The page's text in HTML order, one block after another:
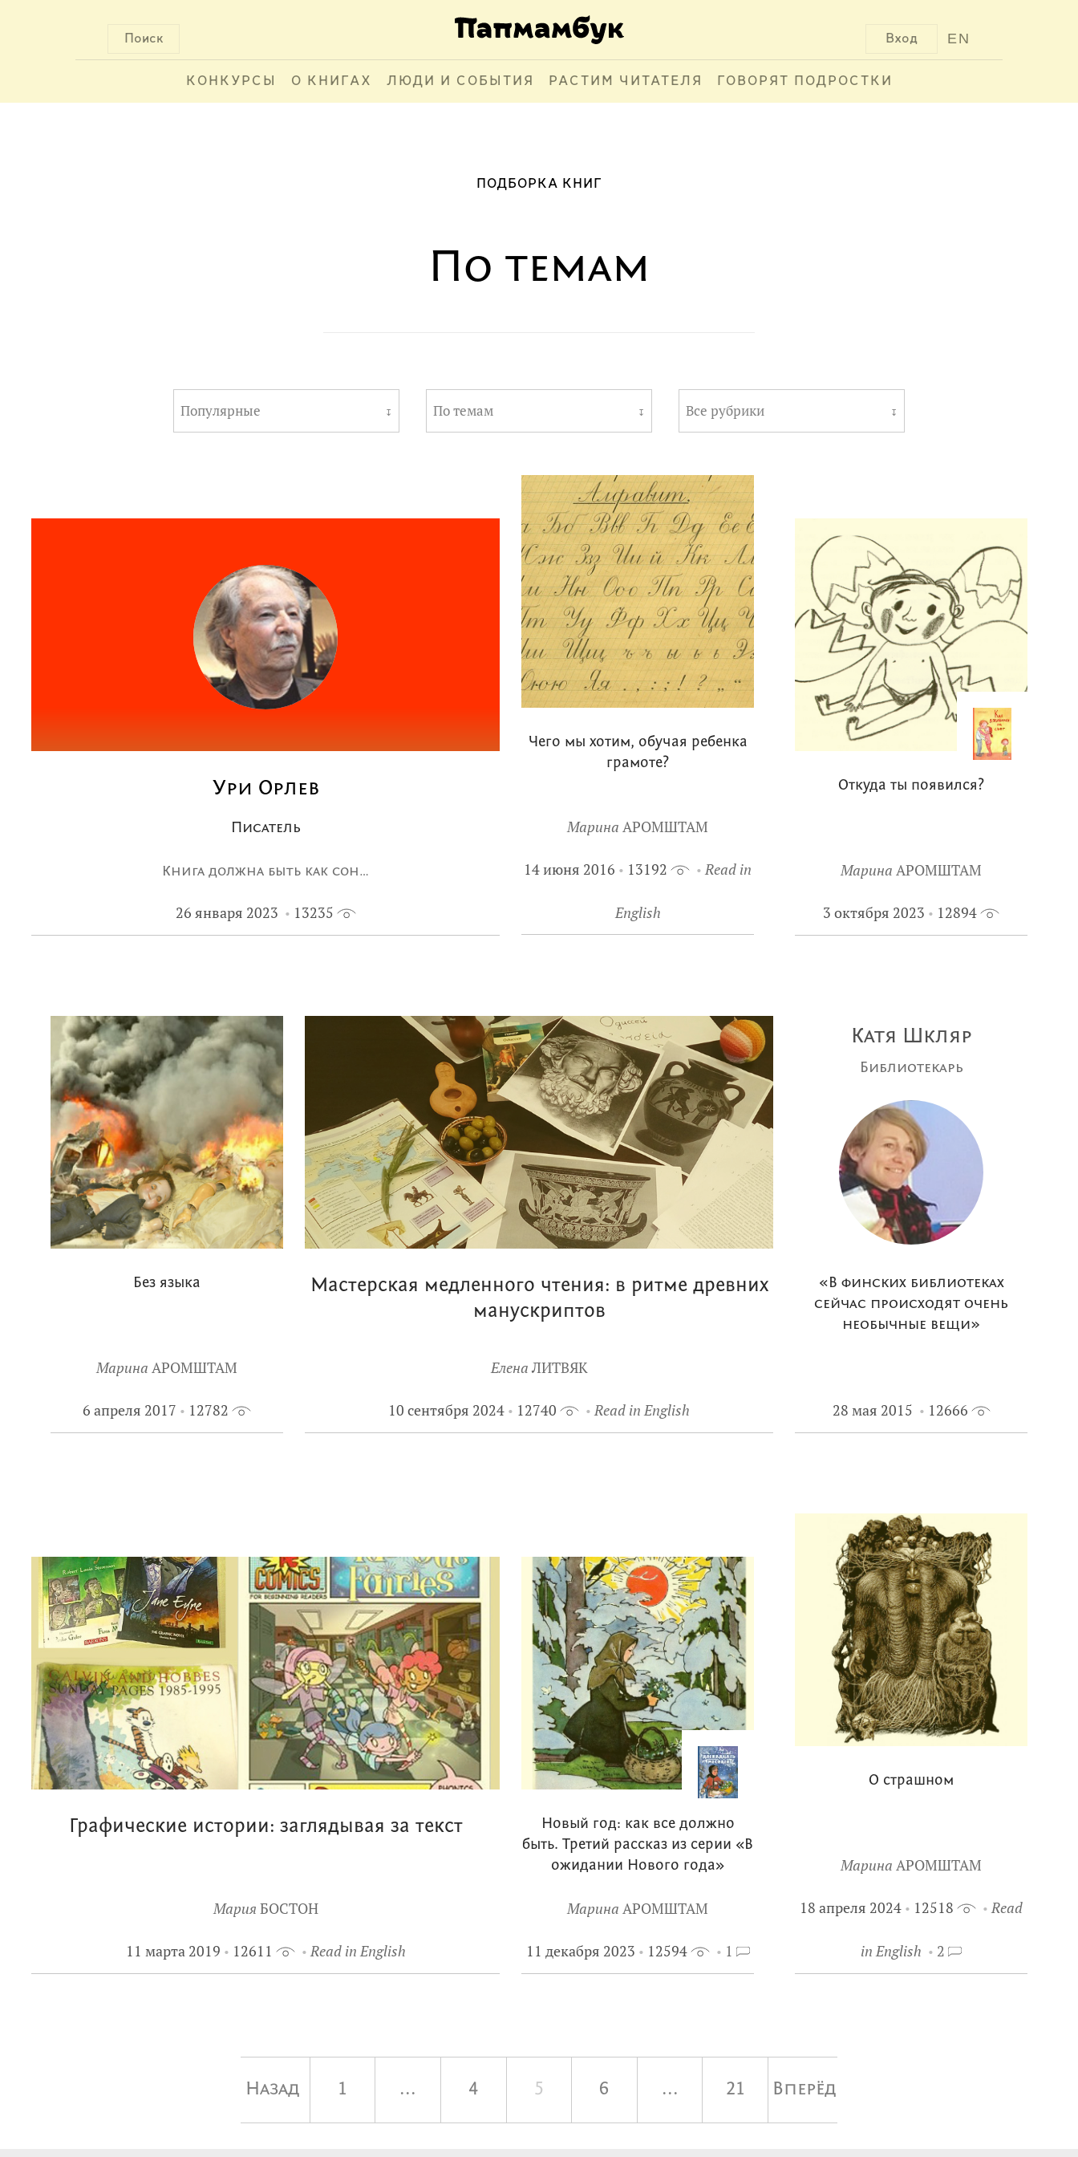
Поиск EN
Вход
КОНКУРСЫ О КНИГАХ ЛЮДИ И СОБЫТИЯ РАСТИМ ЧИТАТЕЛЯ ГОВОРЯТ ПОДРОСТКИ
ПОДБОРКА КНИГ
По темам
Популярные ↧ По темам ↧ Все рубрики ↧
Ури Орлев
Писатель
Книга должна быть как сон…
26 января 2023 13235
Чего мы хотим, обучая ребенка
грамоте?
Марина АРОМШТАМ
14 июня 2016 13192 Read in
English
Откуда ты появился?
Марина АРОМШТАМ
3 октября 2023 12894
Без языка
Марина АРОМШТАМ
6 апреля 2017 12782
Мастерская медленного чтения: в ритме древних
манускриптов
Елена ЛИТВЯК
10 сентября 2024 12740 Read in English
Катя Шкляр
Библиотекарь
«В финских библиотеках
сейчас происходят очень
необычные вещи»
28 мая 2015 12666
Графические истории: заглядывая за текст
Мария БОСТОН
11 марта 2019 12611 Read in English
Новый год: как все должно
быть. Третий рассказ из серии «В
ожидании Нового года»
Марина АРОМШТАМ
11 декабря 2023 12594 1
О страшном
Марина АРОМШТАМ
18 апреля 2024 12518 Read
in English 2
Назад 1 ... 4 5 6 ... 21 Вперёд